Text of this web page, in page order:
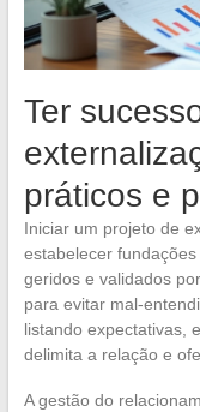
Ter
práticos e
Iniciar um projeto de
estabelecer
geridos e validados
para evitar mal-
listando expectativas,
delimita a relação e
A gestão do